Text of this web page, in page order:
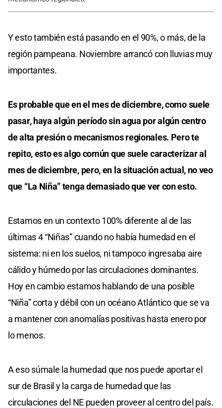
Y esto también está pasando en el 90%, o más, de la
región pampeana. Noviembre arrancó con lluvias muy
importantes.
Es probable que en el mes de diciembre, como suele
pasar, haya algún período sin agua por algún centro
de alta presión o mecanismos regionales. Pero te
repito, esto es algo común que suele caracterizar al
mes de diciembre, pero, en la situación actual, no veo
que “La Niña” tenga demasiado que ver con esto.
Estamos en un contexto 100% diferente al de las
últimas 4 “Niñas” cuando no había humedad en el
sistema: ni en los suelos, ni tampoco ingresaba aire
cálido y húmedo por las circulaciones dominantes.
Hoy en cambio estamos hablando de una posible
“Niña” corta y débil con un océano Atlántico que se va
a mantener con anomalías positivas hasta enero por
lo menos.
A eso súmale la humedad que nos puede aportar el
sur de Brasil y la carga de humedad que las
circulaciones del NE pueden proveer al centro del país.